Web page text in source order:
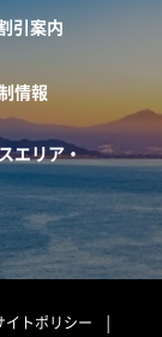
引案内
情報
エリア・
イトポリシー